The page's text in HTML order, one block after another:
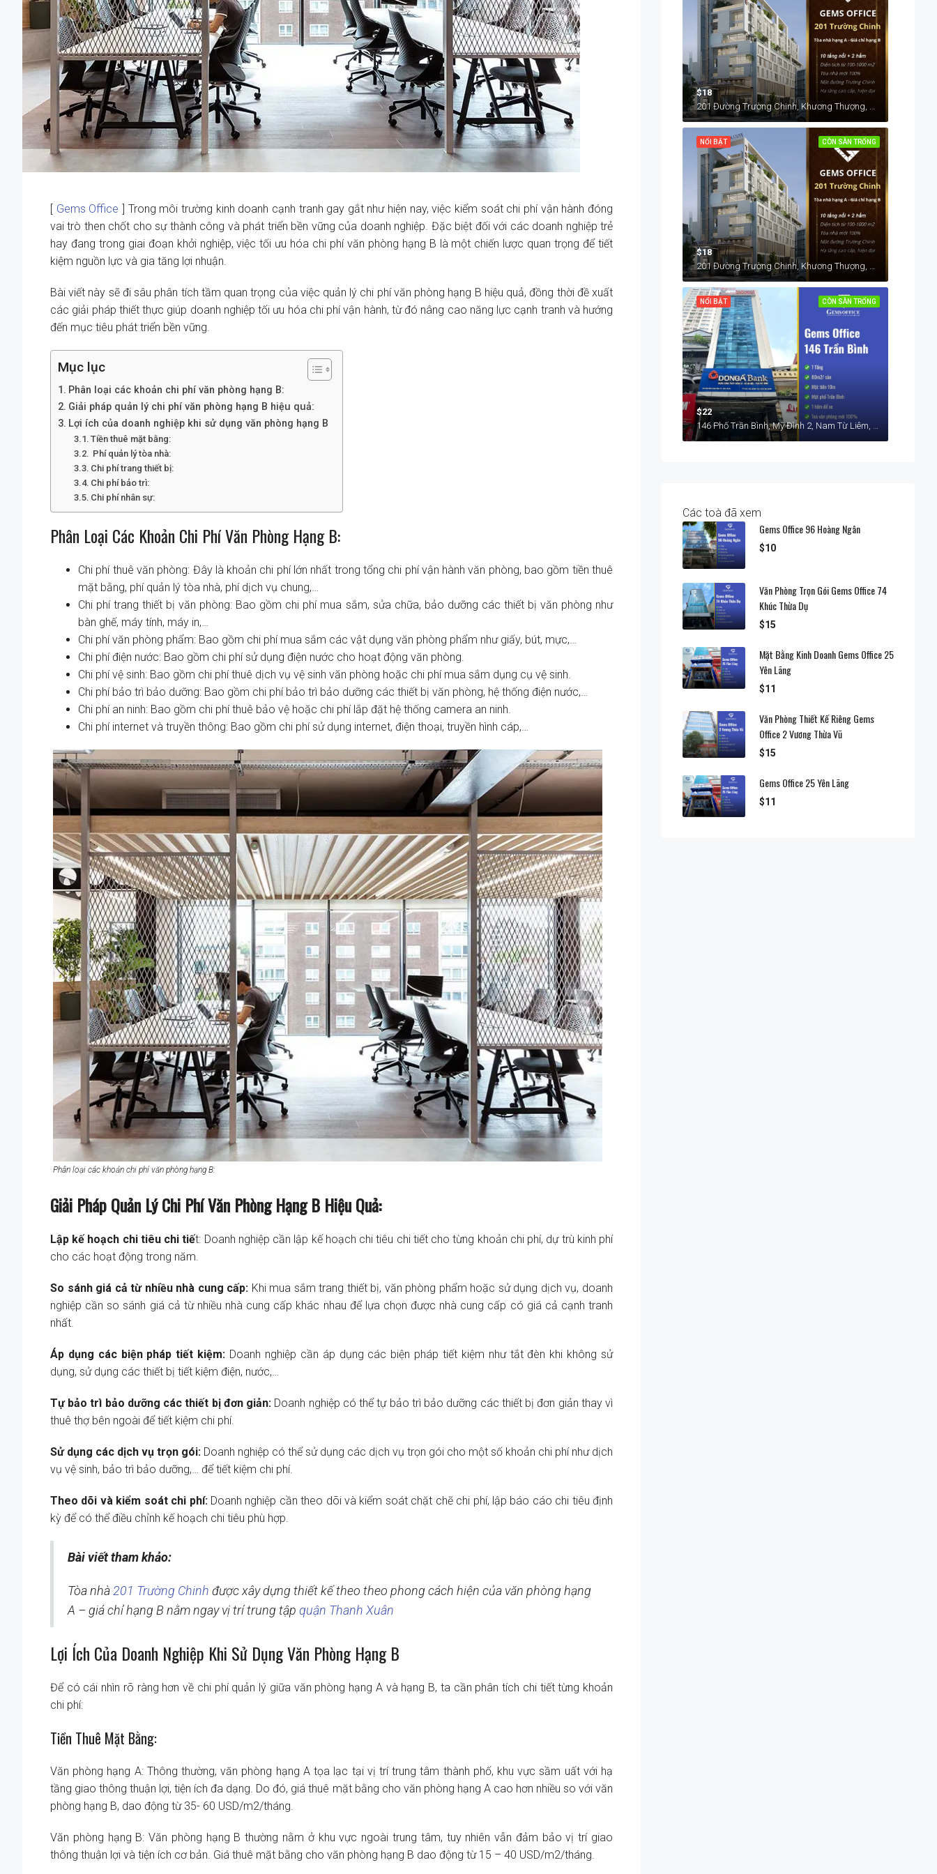
[ Gems Office ] Trong môi trường kinh doanh cạnh tranh gay gắt như hiện nay, việc kiểm soát chi phí vận hành đóng
vai trò then chốt cho sự thành công và phát triển bền vững của doanh nghiệp. Đặc biệt đối với các doanh nghiệp trẻ
hay đang trong giai đoạn khởi nghiệp, việc tối ưu hóa chi phí văn phòng hạng B là một chiến lược quan trọng để tiết
kiệm nguồn lực và gia tăng lợi nhuận.
Bài viết này sẽ đi sâu phân tích tầm quan trọng của việc quản lý chi phí văn phòng hạng B hiệu quả, đồng thời đề xuất
các giải pháp thiết thực giúp doanh nghiệp tối ưu hóa chi phí vận hành, từ đó nâng cao năng lực cạnh tranh và hướng
đến mục tiêu phát triển bền vững.
Mục lục
Phân loại các khoản chi phí văn phòng hạng B:
Giải pháp quản lý chi phí văn phòng hạng B hiệu quả:
Lợi ích của doanh nghiệp khi sử dụng văn phòng hạng B
Tiền thuê mặt bằng:
Phí quản lý tòa nhà:
Chi phí trang thiết bị:
Chi phí bảo trì:
Chi phí nhân sự:
Phân Loại Các Khoản Chi Phí Văn Phòng Hạng B:
Chi phí thuê văn phòng: Đây là khoản chi phí lớn nhất trong tổng chi phí vận hành văn phòng, bao gồm tiền thuê
mặt bằng, phí quản lý tòa nhà, phí dịch vụ chung,…
Chi phí trang thiết bị văn phòng: Bao gồm chi phí mua sắm, sửa chữa, bảo dưỡng các thiết bị văn phòng như
bàn ghế, máy tính, máy in,…
Chi phí văn phòng phẩm: Bao gồm chi phí mua sắm các vật dụng văn phòng phẩm như giấy, bút, mực,…
Chi phí điện nước: Bao gồm chi phí sử dụng điện nước cho hoạt động văn phòng.
Chi phí vệ sinh: Bao gồm chi phí thuê dịch vụ vệ sinh văn phòng hoặc chi phí mua sắm dụng cụ vệ sinh.
Chi phí bảo trì bảo dưỡng: Bao gồm chi phí bảo trì bảo dưỡng các thiết bị văn phòng, hệ thống điện nước,…
Chi phí an ninh: Bao gồm chi phí thuê bảo vệ hoặc chi phí lắp đặt hệ thống camera an ninh.
Chi phí internet và truyền thông: Bao gồm chi phí sử dụng internet, điện thoại, truyền hình cáp,…
Phân loại các khoản chi phí văn phòng hạng B:
Giải Pháp Quản Lý Chi Phí Văn Phòng Hạng B Hiệu Quả:
Lập kế hoạch chi tiêu chi tiết: Doanh nghiệp cần lập kế hoạch chi tiêu chi tiết cho từng khoản chi phí, dự trù kinh phí
cho các hoạt động trong năm.
So sánh giá cả từ nhiều nhà cung cấp: Khi mua sắm trang thiết bị, văn phòng phẩm hoặc sử dụng dịch vụ, doanh
nghiệp cần so sánh giá cả từ nhiều nhà cung cấp khác nhau để lựa chọn được nhà cung cấp có giá cả cạnh tranh
nhất.
Áp dụng các biện pháp tiết kiệm: Doanh nghiệp cần áp dụng các biện pháp tiết kiệm như tắt đèn khi không sử
dụng, sử dụng các thiết bị tiết kiệm điện, nước,…
Tự bảo trì bảo dưỡng các thiết bị đơn giản: Doanh nghiệp có thể tự bảo trì bảo dưỡng các thiết bị đơn giản thay vì
thuê thợ bên ngoài để tiết kiệm chi phí.
Sử dụng các dịch vụ trọn gói: Doanh nghiệp có thể sử dụng các dịch vụ trọn gói cho một số khoản chi phí như dịch
vụ vệ sinh, bảo trì bảo dưỡng,… để tiết kiệm chi phí.
Theo dõi và kiểm soát chi phí:Doanh nghiệp cần theo dõi và kiểm soát chặt chẽ chi phí, lập báo cáo chi tiêu định
kỳ để có thể điều chỉnh kế hoạch chi tiêu phù hợp.
Bài viết tham khảo:
Tòa nhà 201 Trường Chinh được xây dựng thiết kế theo theo phong cách hiện của văn phòng hạng
A – giá chỉ hạng B nằm ngay vị trí trung tập quận Thanh Xuân
Lợi Ích Của Doanh Nghiệp Khi Sử Dụng Văn Phòng Hạng B
Để có cái nhìn rõ ràng hơn về chi phí quản lý giữa văn phòng hạng A và hạng B, ta cần phân tích chi tiết từng khoản
chi phí:
Tiền Thuê Mặt Bằng:
Văn phòng hạng A: Thông thường, văn phòng hạng A tọa lạc tại vị trí trung tâm thành phố, khu vực sầm uất với hạ
tầng giao thông thuận lợi, tiện ích đa dạng. Do đó, giá thuê mặt bằng cho văn phòng hạng A cao hơn nhiều so với văn
phòng hạng B, dao động từ 35- 60 USD/m2/tháng.
Văn phòng hạng B: Văn phòng hạng B thường nằm ở khu vực ngoài trung tâm, tuy nhiên vẫn đảm bảo vị trí giao
thông thuận lợi và tiện ích cơ bản. Giá thuê mặt bằng cho văn phòng hạng B dao động từ 15 – 40 USD/m2/tháng.
$18
CÒN SÀN TRỐNG
NỔI BẬT
$18
201 Đường Trường Chinh, Khương Thượng, Đống Đa, Hà Nội, Việt Nam
CÒN SÀN TRỐNG
NỔI BẬT
$22
146 Phố Trần Bình, Mỹ Đình 2, Nam Từ Liêm, Hà Nội
Các toà đã xem
Gems Office 96 Hoàng Ngân
$10
Văn Phòng Trọn Gói Gems Office 74
Khúc Thừa Dụ
$15
Mặt Bằng Kinh Doanh Gems Office 25
Yên Lãng
$11
Văn Phòng Thiết Kế Riêng Gems
Office 2 Vương Thừa Vũ
$15
Gems Office 25 Yên Lãng
$11